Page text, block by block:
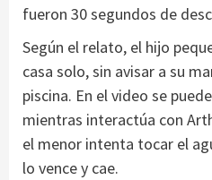
fueron 30 segundos de
Según el relato, el hijo
casa solo, sin avisar a su
piscina. En el video se
mientras interactúa con
el menor intenta tocar el
lo vence y cae.